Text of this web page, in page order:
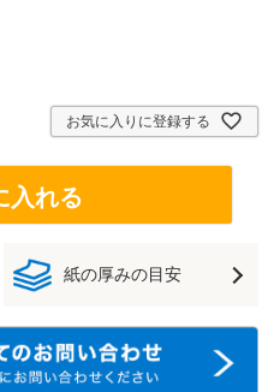
お気に入りに登録する
入れる
紙の厚みの目安